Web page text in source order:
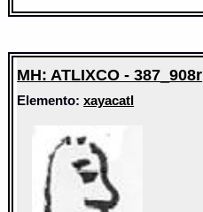
MH: ATLIXCO - 387_908r
Elemento:xayacatl